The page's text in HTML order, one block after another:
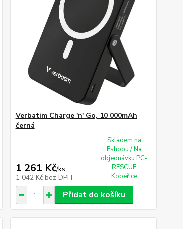
Verbatim Charge 'n' Go, 10 000mAh
černá
1 261 Kč/ks
1 042 Kč bez DPH
Skladem na
Eshopu / Na
objednávku PC-
RESCUE
Kobeřice
Přidat do košíku